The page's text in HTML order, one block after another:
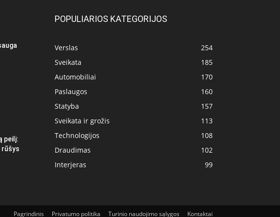
peilį:
rūšys
POPULIARIOS KATEGORIJOS
Verslas
254
Sveikata
185
Automobiliai
170
Paslaugos
160
Statyba
157
Sveikata ir grožis
113
Technologijos
108
Draudimas
102
Interjeras
99
Pagrindinis Privatumo politika Turinio naudojimo sąlygos Kontaktai